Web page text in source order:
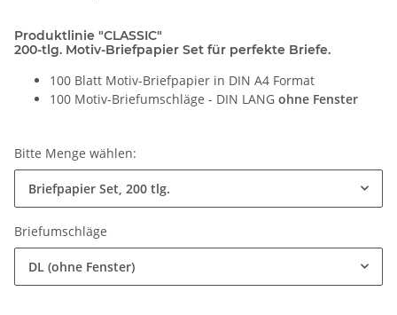
Produktlinie "CLASSIC"
200-tlg. Motiv-Briefpapier Set für perfekte Briefe.
100 Blatt Motiv-Briefpapier in DIN A4 Format
100 Motiv-Briefumschläge - DIN LANG ohne Fenster
Bitte Menge wählen:
Briefpapier Set, 200 tlg.
Briefumschläge
DL (ohne Fenster)